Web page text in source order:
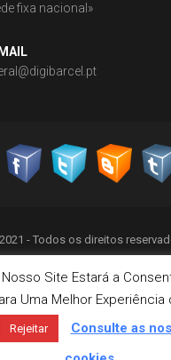
fixa nacional»
2021 - Todos os direitos
Política de Privacidade
Termos & Condições
Política de Cookies
Livro de Reclamações on-line
Site Estará a
Uma Melhor
Rejeitar
Consulte as